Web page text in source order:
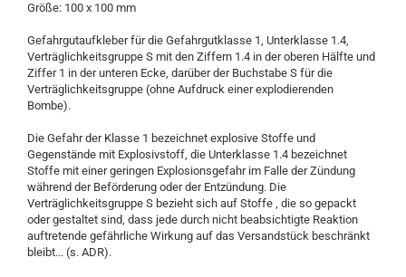
Größe: 100 x 100 mm
Gefahrgutaufkleber für die Gefahrgutklasse 1, Unterklasse 1.4,
Verträglichkeitsgruppe S mit den Ziffern 1.4 in der oberen Hälfte und
Ziffer 1 in der unteren Ecke, darüber der Buchstabe S für die
Verträglichkeitsgruppe (ohne Aufdruck einer explodierenden
Bombe).
Die Gefahr der Klasse 1 bezeichnet explosive Stoffe und
Gegenstände mit Explosivstoff, die Unterklasse 1.4 bezeichnet
Stoffe mit einer geringen Explosionsgefahr im Falle der Zündung
während der Beförderung oder der Entzündung. Die
Verträglichkeitsgruppe S bezieht sich auf Stoffe , die so gepackt
oder gestaltet sind, dass jede durch nicht beabsichtigte Reaktion
auftretende gefährliche Wirkung auf das Versandstück beschränkt
bleibt... (s. ADR).